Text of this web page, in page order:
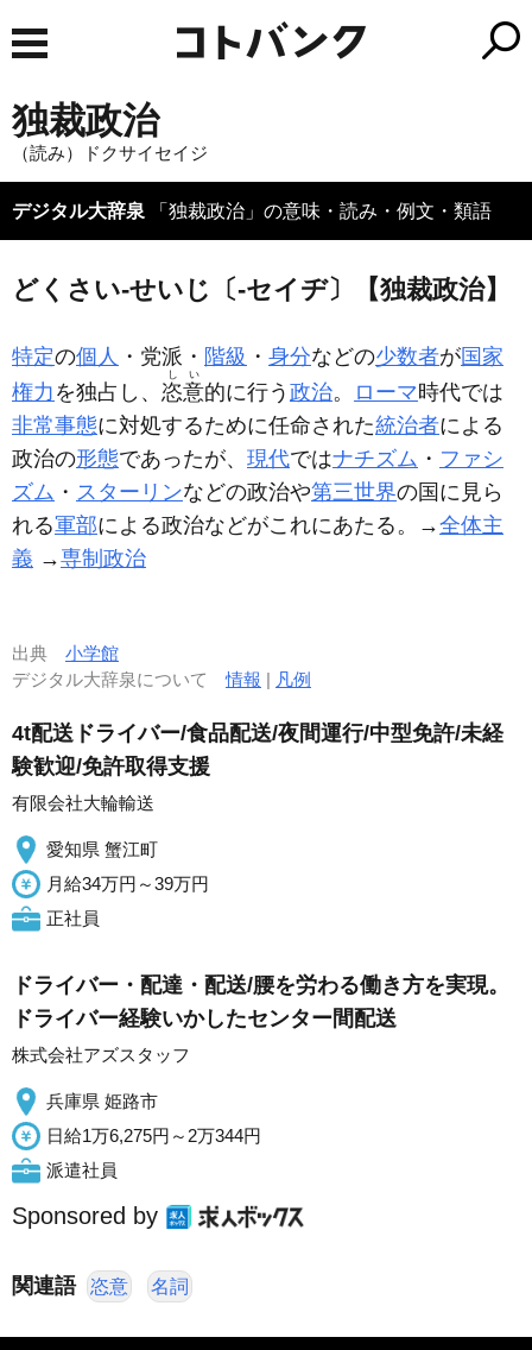
独裁政治
（読み）ドクサイセイジ
デジタル大辞泉 「独裁政治」の意味・読み・例文・類語
どくさい‐せいじ〔‐セイヂ〕【独裁政治】
特定の個人 ・党派・ 階級 ・ 身分などの少数者が国家
権力 を独占し、 恣意
しい
的に行う 政治。 ローマ時代では
非常事態に対処するために任命された統治者による
政治の形態であったが、 現代ではナチズム ・ ファシ
ズム ・ スターリンなどの政治や第三世界の国に見ら
れる軍部による政治などがこれにあたる。→全体主
義 →専制政治
出典 小学館
デジタル大辞泉について情報 | 凡例
4t配送ドライバー/食品配送/夜間運行/中型免許/未経
験歓迎/免許取得支援
有限会社大輪輸送
愛知県 蟹江町
月給34万円～39万円
正社員
ドライバー・配達・配送/腰を労わる働き方を実現。
ドライバー経験いかしたセンター間配送
株式会社アズスタッフ
兵庫県 姫路市
日給1万6,275円～2万344円
派遣社員
Sponsored by
関連語 恣意 名詞